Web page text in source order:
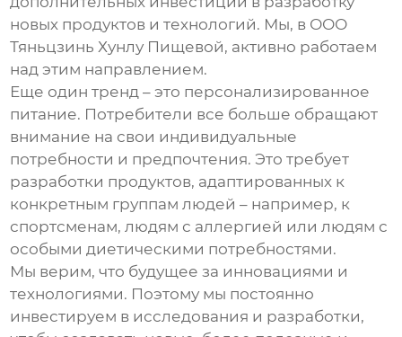
новых продуктов и технологий. Мы, в ООО
Тяньцзинь Хунлу Пищевой, активно работаем
над этим направлением.
Еще один тренд – это персонализированное
питание. Потребители все больше обращают
внимание на свои индивидуальные
потребности и предпочтения. Это требует
разработки продуктов, адаптированных к
конкретным группам людей – например, к
спортсменам, людям с аллергией или людям с
особыми диетическими потребностями.
Мы верим, что будущее за инновациями и
технологиями. Поэтому мы постоянно
инвестируем в исследования и разработки,